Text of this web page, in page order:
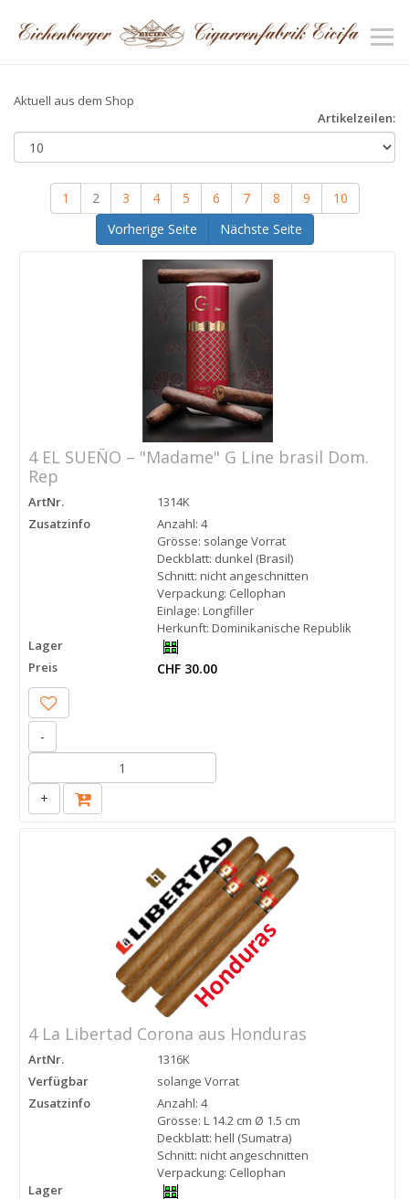
Aktuell aus dem Shop
Artikelzeilen:
1 2 3 4 5 6 7 8 9
10
Vorherige Seite
Nächste Seite
4 EL SUEÑO – "Madame" G Line brasil Dom.
Rep
ArtNr.
1314K
Zusatzinfo
Anzahl: 4
Grösse: solange Vorrat
Deckblatt: dunkel (Brasil)
Schnitt: nicht angeschnitten
Verpackung: Cellophan
Einlage: Longfiller
Herkunft: Dominikanische Republik
Lager
Preis
CHF 30.00
-
+
4 La Libertad Corona aus Honduras
ArtNr.
1316K
Verfügbar
solange Vorrat
Zusatzinfo
Anzahl: 4
Grösse: L 14.2 cm Ø 1.5 cm
Deckblatt: hell (Sumatra)
Schnitt: nicht angeschnitten
Verpackung: Cellophan
Lager